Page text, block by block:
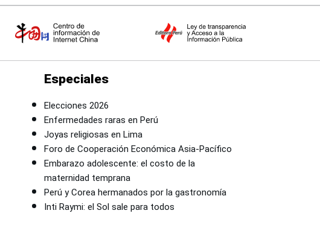
Especiales
Elecciones 2026
Enfermedades raras en Perú
Joyas religiosas en Lima
Foro de Cooperación Económica Asia-Pacífico
Embarazo adolescente: el costo de la
maternidad temprana
Perú y Corea hermanados por la gastronomía
Inti Raymi: el Sol sale para todos